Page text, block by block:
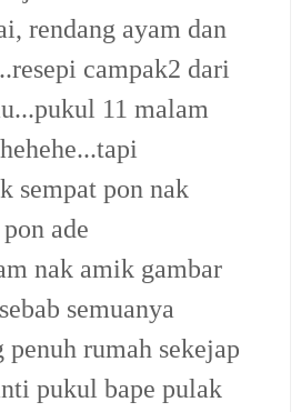
rendang ayam dan
campak2 dari
11 malam
sempat pon nak
ade
nak amik gambar
semuanya
penuh rumah sekejap
pukul bape pulak